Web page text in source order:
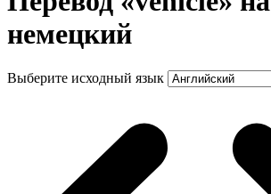
немецкий
Выберите исходный язык